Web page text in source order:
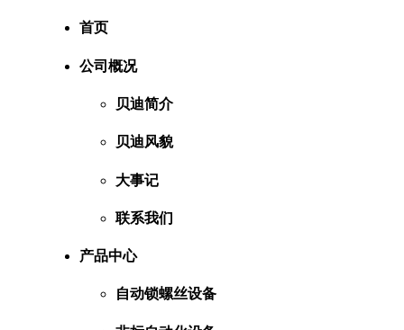
首页
公司概况
贝迪简介
贝迪风貌
大事记
联系我们
产品中心
自动锁螺丝设备